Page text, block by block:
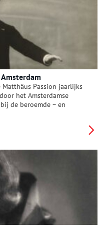
Passion jaarlijks
het Amsterdamse
de beroemde – en